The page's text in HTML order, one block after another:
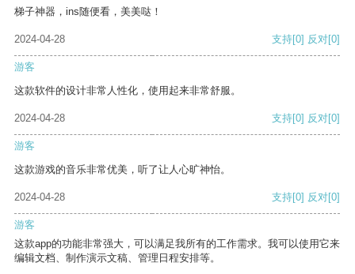
梯子神器，ins随便看，美美哒！
2024-04-28 支持[0] 反对[0]
游客
这款软件的设计非常人性化，使用起来非常舒服。
2024-04-28 支持[0] 反对[0]
游客
这款游戏的音乐非常优美，听了让人心旷神怡。
2024-04-28 支持[0] 反对[0]
游客
这款app的功能非常强大，可以满足我所有的工作需求。我可以使用它来
编辑文档、制作演示文稿、管理日程安排等。